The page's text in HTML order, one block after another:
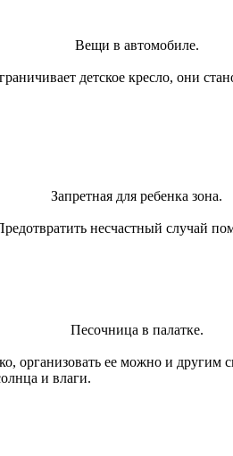
Вещи в автомобиле.
детское кресло, они
Запретная для ребенка зона.
несчастный случай
Песочница в палатке.
организовать ее можно и
и влаги.